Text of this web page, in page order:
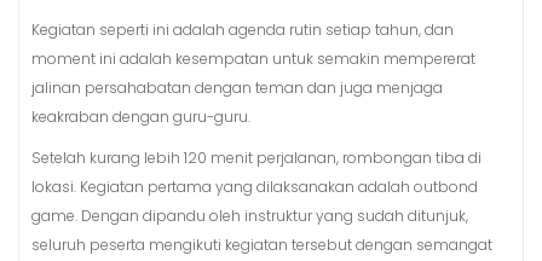
Kegiatan seperti ini adalah agenda rutin setiap tahun, dan
moment ini adalah kesempatan untuk semakin mempererat
jalinan persahabatan dengan teman dan juga menjaga
keakraban dengan guru-guru.
Setelah kurang lebih 120 menit perjalanan, rombongan tiba di
lokasi. Kegiatan pertama yang dilaksanakan adalah outbond
game. Dengan dipandu oleh instruktur yang sudah ditunjuk,
seluruh peserta mengikuti kegiatan tersebut dengan semangat